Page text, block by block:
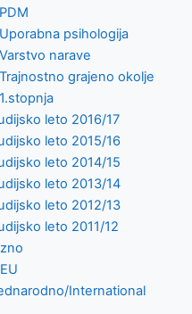
PDM
Uporabna psihologija
Varstvo narave
Trajnostno grajeno okolje
1.stopnja
leto 2016/17
leto 2015/16
leto 2014/15
leto 2013/14
leto 2012/13
leto 2011/12
International